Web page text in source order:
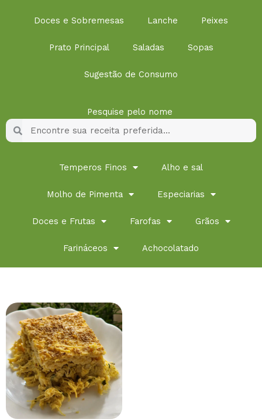
Doces e Sobremesas Lanche Peixes
Prato Principal Saladas Sopas
Sugestão de Consumo
Pesquise pelo nome
Pesquisar
Temperos Finos Alho e sal
Molho de Pimenta Especiarias
Doces e Frutas Farofas Grãos
Farináceos Achocolatado